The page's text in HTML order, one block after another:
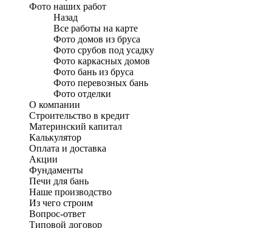
Фото наших работ
Назад
Все работы на карте
Фото домов из бруса
Фото срубов под усадку
Фото каркасных домов
Фото бань из бруса
Фото перевозных бань
Фото отделки
О компании
Строительство в кредит
Материнский капитал
Калькулятор
Оплата и доставка
Акции
Фундаменты
Печи для бань
Наше производство
Из чего строим
Вопрос-ответ
Типовой договор